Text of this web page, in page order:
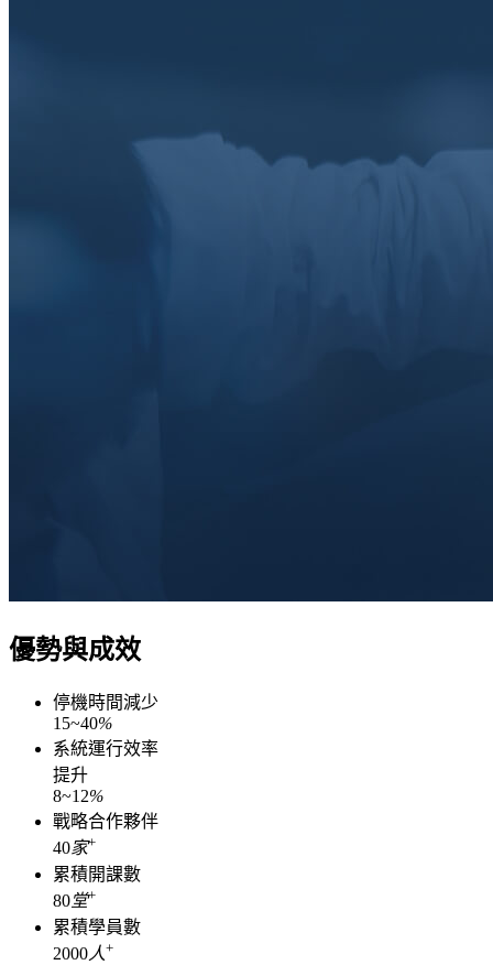
優勢與成效
停機時間減少
15~40%
系統運行效率
提升
8~12%
戰略合作夥伴
40家+
累積開課數
80堂+
累積學員數
2000人+